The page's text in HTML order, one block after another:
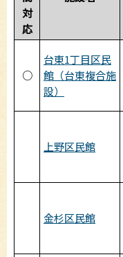
対
応
○
台東1丁目区民
館（台東複合施
設）
上野区民館
金杉区民館